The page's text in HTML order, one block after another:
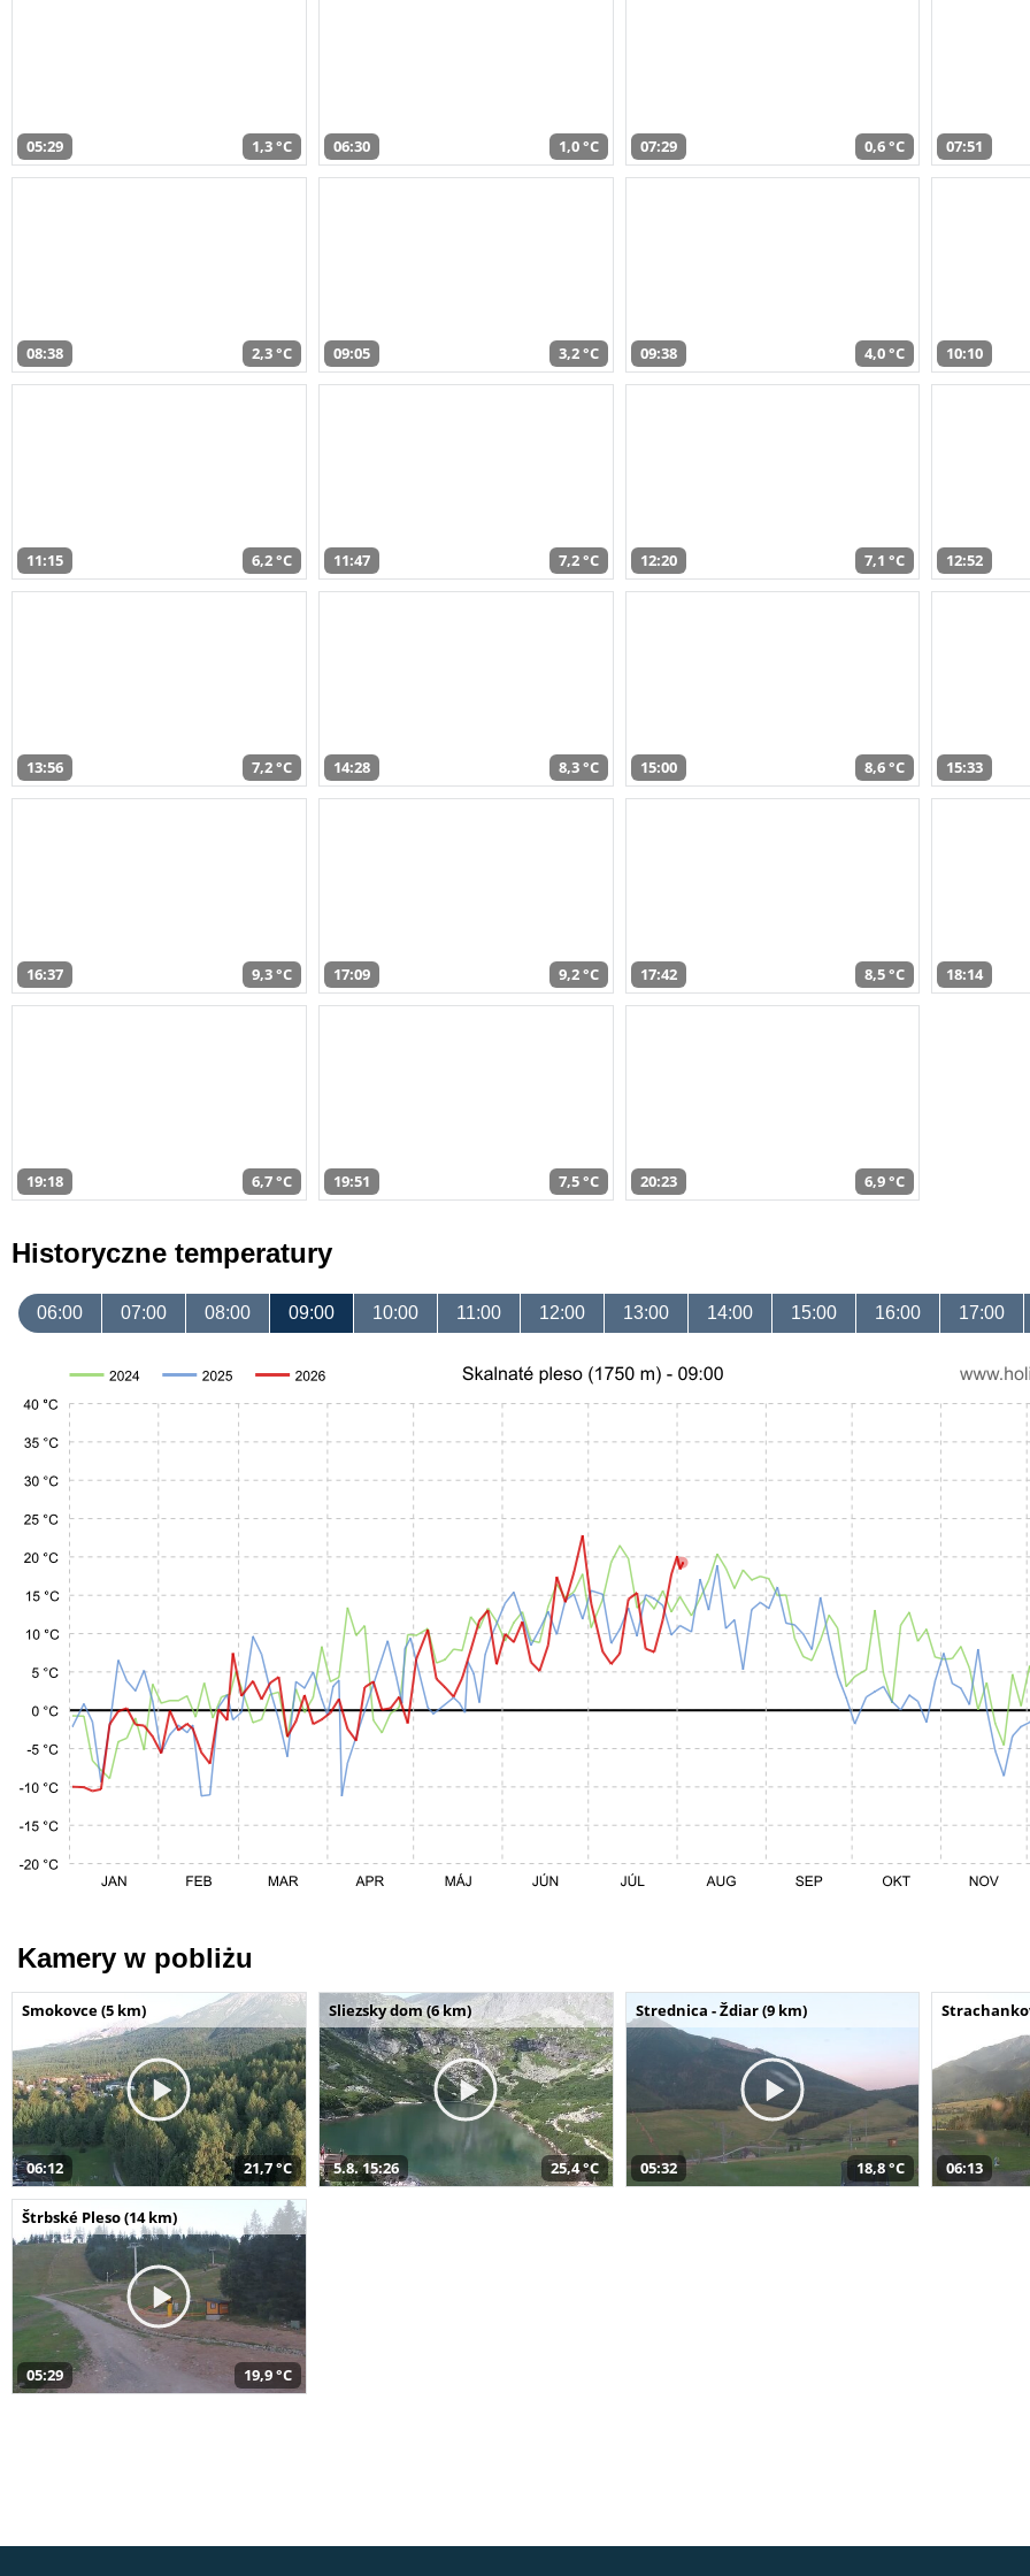
05:29 1,3 °C 06:30 1,0 °C 07:29 0,6 °C 07:51
08:38 2,3 °C 09:05 3,2 °C 09:38 4,0 °C 10:10
11:15 6,2 °C 11:47 7,2 °C 12:20 7,1 °C 12:52
13:56 7,2 °C 14:28 8,3 °C 15:00 8,6 °C 15:33
16:37 9,3 °C 17:09 9,2 °C 17:42 8,5 °C 18:14
19:18 6,7 °C 19:51 7,5 °C 20:23 6,9 °C
Historyczne temperatury
06:00 07:00 08:00 09:00 10:00 11:00 12:00 13:00 14:00 15:00 16:00 17:00
Kamery w pobliżu
Smokovce (5 km)
06:12 21,7 °C
Sliezsky dom (6 km)
5.8. 15:26 25,4 °C
Strednica - Ždiar (9 km)
05:32 18,8 °C 06:13
Štrbské Pleso (14 km)
05:29 19,9 °C